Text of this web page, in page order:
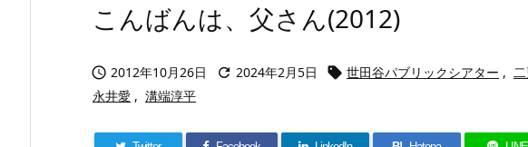
こんばんは、父さん(2012)
 2012年10月26日  2024年2月5日  世田谷パブリックシアター ,
永井愛 , 溝端淳平